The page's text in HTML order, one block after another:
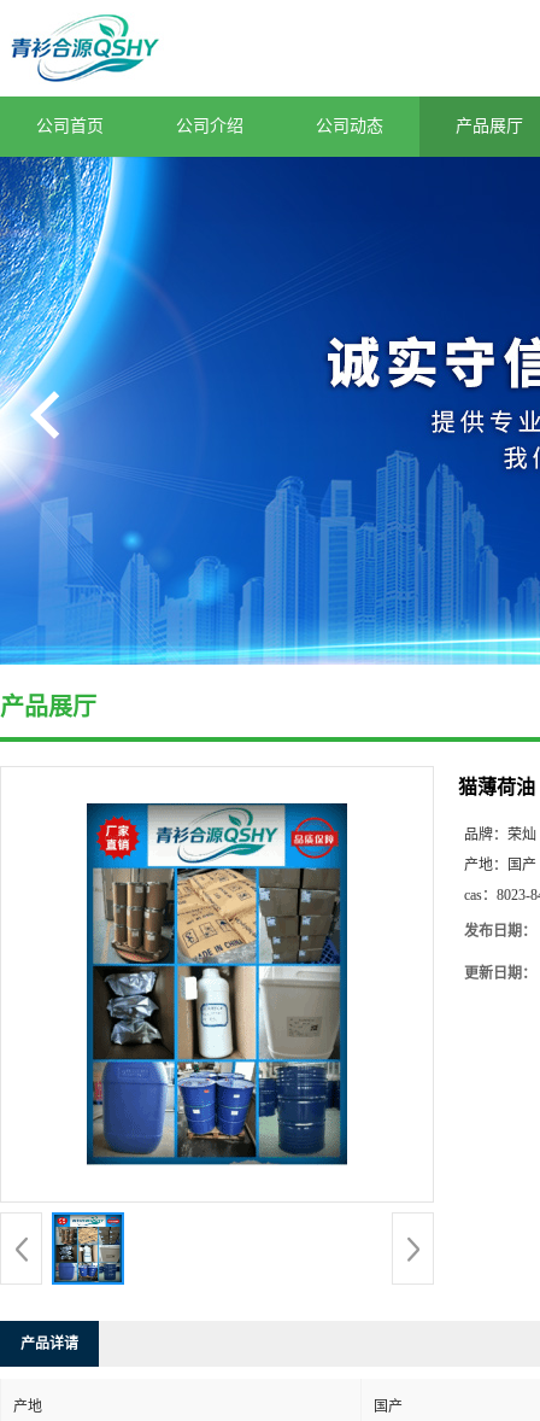
公司首页 公司介绍 公司动态 产品展厅
产品展厅
猫薄荷油
品牌： 荣灿
产地：
国产
cas： 8023-
发布日期：
更新日期：
产品详请
产地 国产